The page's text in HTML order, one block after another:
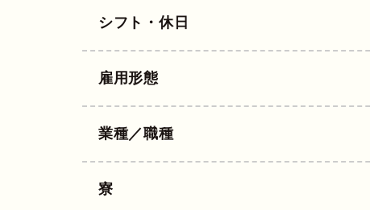
シフト・休日
雇用形態
業種／職種
寮